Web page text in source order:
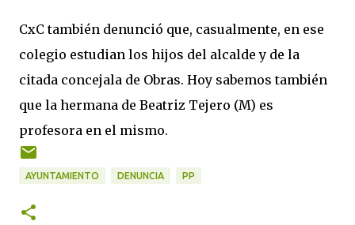
CxC también denunció que, casualmente, en ese
colegio estudian los hijos del alcalde y de la
citada concejala de Obras. Hoy sabemos también
que la hermana de Beatriz Tejero (M) es
profesora en el mismo.
AYUNTAMIENTO DENUNCIA PP